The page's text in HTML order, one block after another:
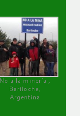
No a la minería ,
Bariloche,
Argentina